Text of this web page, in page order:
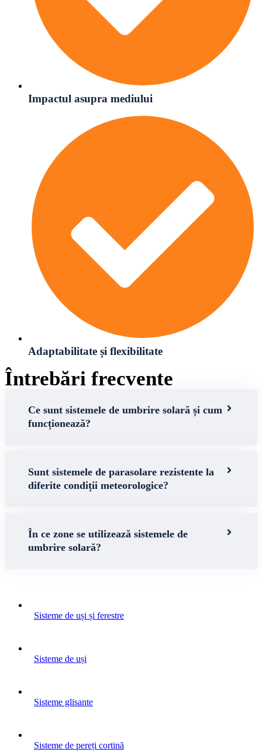
Impactul asupra mediului
Adaptabilitate și flexibilitate
Întrebări frecvente
Ce sunt sistemele de umbrire solară și cum
funcționează?
Sunt sistemele de parasolare rezistente la
diferite condiții meteorologice?
În ce zone se utilizează sistemele de
umbrire solară?
Sisteme de uși și ferestre
Sisteme de uși
Sisteme glisante
Sisteme de pereți cortină